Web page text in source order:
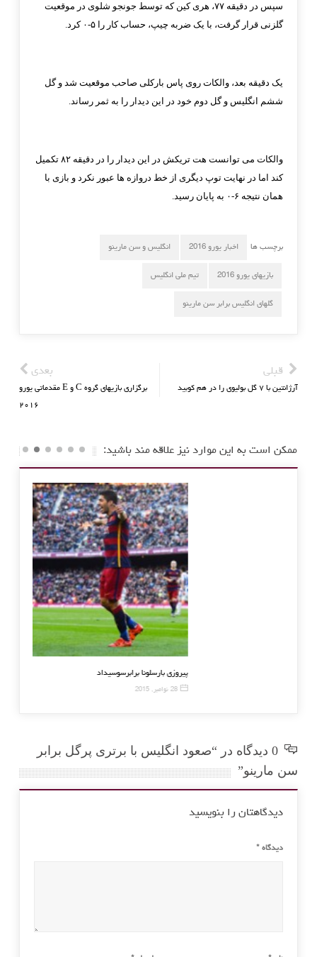
سپس در دقیقه ۷۷، هری کین که توسط جونجو شلوی در موقعیت
گلزنی قرار گرفت، با یک ضربه چیپ، ‏حساب کار را ۵-۰ کرد.
یک دقیقه بعد، والکات روی پاس بارکلی صاحب موقعیت شد و گل
ششم انگلیس و گل دوم خود در این ‏دیدار را به ثمر رساند.
والکات می توانست هت تریکش در این دیدار را در دقیقه ۸۲ تکمیل
کند اما در نهایت توپ دیگری از خط ‏دروازه ها عبور نکرد و بازی با
همان نتیجه ۶-۰ به پایان رسید.‏
برچسب ها اخبار یورو 2016 انگلیس و سن مارینو
بازیهای یورو 2016 تیم ملی انگلیس
گلهای انگلیس برابر سن مارینو
قبلی
آرژانتین با ۷ گل بولیوی را در هم کوبید
بعدی
برگزاری بازیهای گروه C و E مقدماتی یورو
۲۰۱۶
ممکن است به این موارد نیز علاقه مند باشید:
0 دیدگاه در “صعود انگلیس با برتری پرگل برابر
سن مارینو”
دیدگاهتان را بنویسید
دیدگاه *